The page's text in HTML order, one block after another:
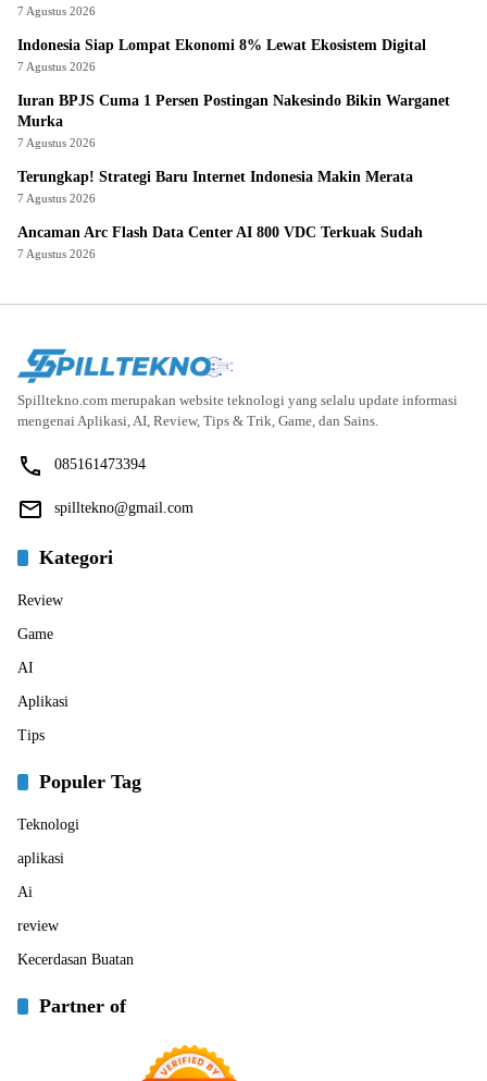
7 Agustus 2026
Indonesia Siap Lompat Ekonomi 8% Lewat Ekosistem Digital
7 Agustus 2026
Iuran BPJS Cuma 1 Persen Postingan Nakesindo Bikin Warganet
Murka
7 Agustus 2026
Terungkap! Strategi Baru Internet Indonesia Makin Merata
7 Agustus 2026
Ancaman Arc Flash Data Center AI 800 VDC Terkuak Sudah
7 Agustus 2026
Spilltekno.com merupakan website teknologi yang selalu update informasi
mengenai Aplikasi, AI, Review, Tips & Trik, Game, dan Sains.
085161473394
spilltekno@gmail.com
Kategori
Review
Game
AI
Aplikasi
Tips
Populer Tag
Teknologi
aplikasi
Ai
review
Kecerdasan Buatan
Partner of